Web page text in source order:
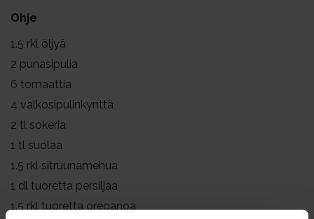
Ohje
1.5 rkl öljyä
2 punasipulia
6 tomaattia
4 valkosipulinkynttä
2 tl sokeria
1 tl suolaa
1.5 rkl sitruunamehua
1 dl tuoretta persiljaa
1.5rkl tuoretta oreganoa